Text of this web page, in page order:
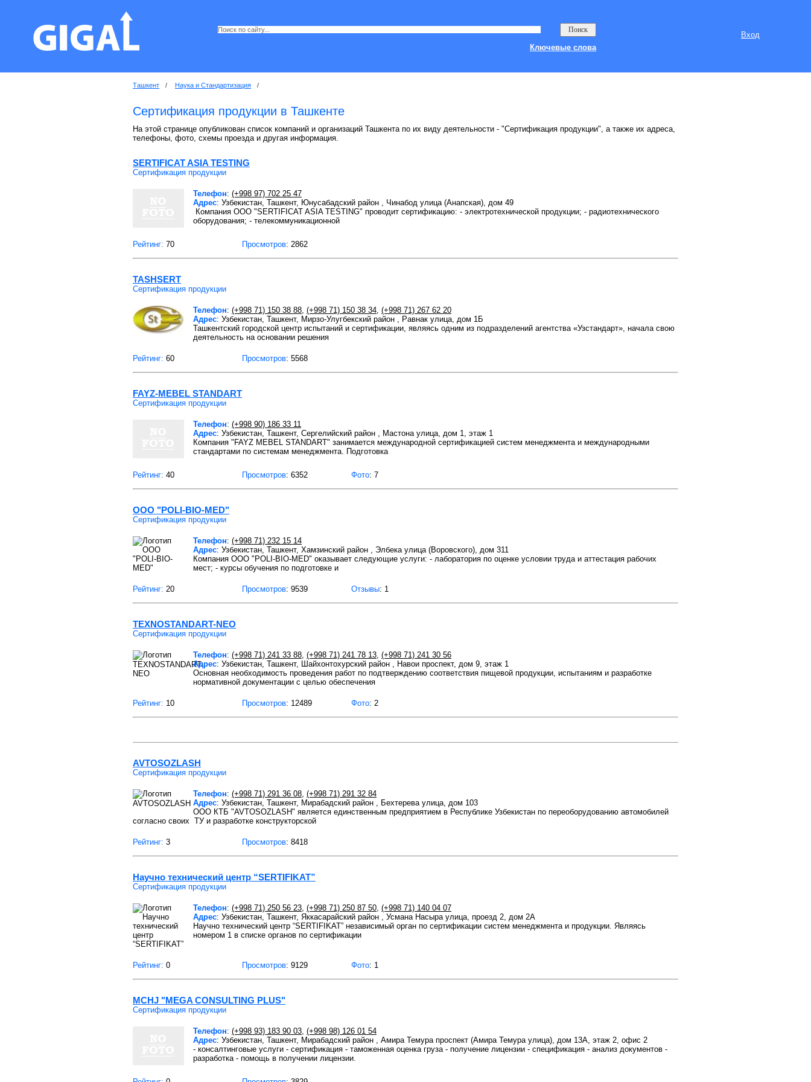
Вход
Ключевые слова
Ташкент / Наука и Стандартизация /
Сертификация продукции в Ташкенте
На этой странице опубликован список компаний и организаций Ташкента по их виду деятельности - "Сертификация продукции", а также их адреса,
телефоны, фото, схемы проезда и другая информация.
SERTIFICAT ASIA TESTING
Сертификация продукции
Телефон: (+998 97) 702 25 47
Адрес: Узбекистан, Ташкент, Юнусабадский район , Чинабод улица (Анапская), дом 49
Компания OOO "SERTIFICAT ASIA TESTING" проводит сертификацию: - электротехнической продукции; - радиотехнического
оборудования; - телекоммуникационной
Рейтинг: 70 Просмотров: 2862
TASHSERT
Сертификация продукции
Телефон: (+998 71) 150 38 88, (+998 71) 150 38 34, (+998 71) 267 62 20
Адрес: Узбекистан, Ташкент, Мирзо-Улугбекский район , Равнак улица, дом 1Б
Ташкентский городской центр испытаний и сертификации, являясь одним из подразделений агентства «Узстандарт», начала свою
деятельность на основании решения
Рейтинг: 60 Просмотров: 5568
FAYZ-MEBEL STANDART
Сертификация продукции
Телефон: (+998 90) 186 33 11
Адрес: Узбекистан, Ташкент, Сергелийский район , Мастона улица, дом 1, этаж 1
Компания "FAYZ MEBEL STANDART" занимается международной сертификацией систем менеджмента и международными
стандартами по системам менеджмента. Подготовка
Рейтинг: 40 Просмотров: 6352 Фото: 7
ООО "POLI-BIO-MED"
Сертификация продукции
Телефон: (+998 71) 232 15 14
Адрес: Узбекистан, Ташкент, Хамзинский район , Элбека улица (Воровского), дом 311
Компания ООО "POLI-BIO-MED" оказывает следующие услуги: - лаборатория по оценке условии труда и аттестация рабочих
мест; - курсы обучения по подготовке и
Рейтинг: 20 Просмотров: 9539 Отзывы: 1
TEXNOSTANDART-NEO
Сертификация продукции
Телефон: (+998 71) 241 33 88, (+998 71) 241 78 13, (+998 71) 241 30 56
Адрес: Узбекистан, Ташкент, Шайхонтохурский район , Навои проспект, дом 9, этаж 1
Основная необходимость проведения работ по подтверждению соответствия пищевой продукции, испытаниям и разработке
нормативной документации с целью обеспечения
Рейтинг: 10 Просмотров: 12489 Фото: 2
AVTOSOZLASH
Сертификация продукции
Телефон: (+998 71) 291 36 08, (+998 71) 291 32 84
Адрес: Узбекистан, Ташкент, Мирабадский район , Бехтерева улица, дом 103
ООО КТБ "AVTOSOZLASH" является единственным предприятием в Республике Узбекистан по переоборудованию автомобилей
согласно своих ТУ и разработке конструкторской
Рейтинг: 3 Просмотров: 8418
Научно технический центр “SERTIFIKAT”
Сертификация продукции
Телефон: (+998 71) 250 56 23, (+998 71) 250 87 50, (+998 71) 140 04 07
Адрес: Узбекистан, Ташкент, Яккасарайский район , Усмана Насыра улица, проезд 2, дом 2А
Научно технический центр “SERTIFIKAT” независимый орган по сертификации систем менеджмента и продукции. Являясь
номером 1 в списке органов по сертификации
Рейтинг: 0 Просмотров: 9129 Фото: 1
MCHJ "MEGA CONSULTING PLUS"
Сертификация продукции
Телефон: (+998 93) 183 90 03, (+998 98) 126 01 54
Адрес: Узбекистан, Ташкент, Мирабадский район , Амира Темура проспект (Амира Темура улица), дом 13А, этаж 2, офис 2
- консалтинговые услуги - сертификация - таможенная оценка груза - получение лицензии - спецификация - анализ документов -
разработка - помощь в получении лицензии.